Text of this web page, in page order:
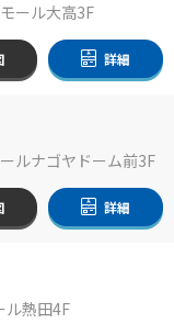
ール大高3F
詳細
ルナゴヤドーム前3F
詳細
ル熱田4F